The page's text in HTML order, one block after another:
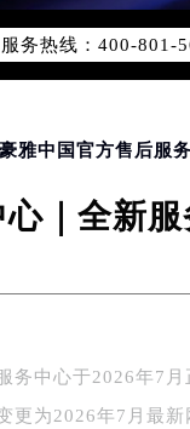
务热线：400-801-
5612，服务覆盖
点地址：
楼W3座6层602室
2座37层3705室（
楼1号楼18层1803室
字楼1号楼16层
雅中国官方售后服
｜全新
务中心于2026年7
更为2026年7月最